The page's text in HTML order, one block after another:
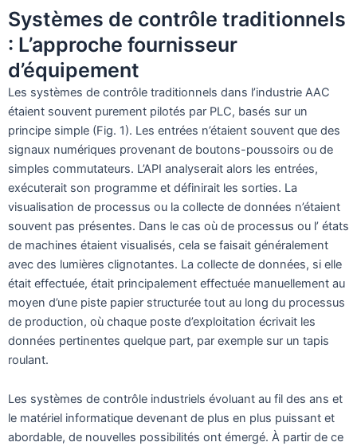
Systèmes de contrôle traditionnels
: L’approche fournisseur
d’équipement
Les systèmes de contrôle traditionnels dans l’industrie AAC
étaient souvent purement pilotés par PLC, basés sur un
principe simple (Fig. 1). Les entrées n’étaient souvent que des
signaux numériques provenant de boutons-poussoirs ou de
simples commutateurs. L’API analyserait alors les entrées,
exécuterait son programme et définirait les sorties. La
visualisation de processus ou la collecte de données n’étaient
souvent pas présentes. Dans le cas où de processus ou l’ états
de machines étaient visualisés, cela se faisait généralement
avec des lumières clignotantes. La collecte de données, si elle
était effectuée, était principalement effectuée manuellement au
moyen d’une piste papier structurée tout au long du processus
de production, où chaque poste d’exploitation écrivait les
données pertinentes quelque part, par exemple sur un tapis
roulant.
Les systèmes de contrôle industriels évoluant au fil des ans et
le matériel informatique devenant de plus en plus puissant et
abordable, de nouvelles possibilités ont émergé. À partir de ce